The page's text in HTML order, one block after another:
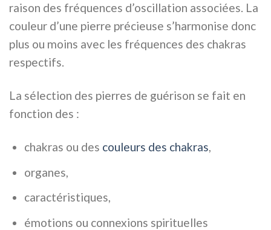
raison des fréquences d’oscillation associées. La
couleur d’une pierre précieuse s’harmonise donc
plus ou moins avec les fréquences des chakras
respectifs.
La sélection des pierres de guérison se fait en
fonction des :
chakras ou des couleurs des chakras,
organes,
caractéristiques,
émotions ou connexions spirituelles